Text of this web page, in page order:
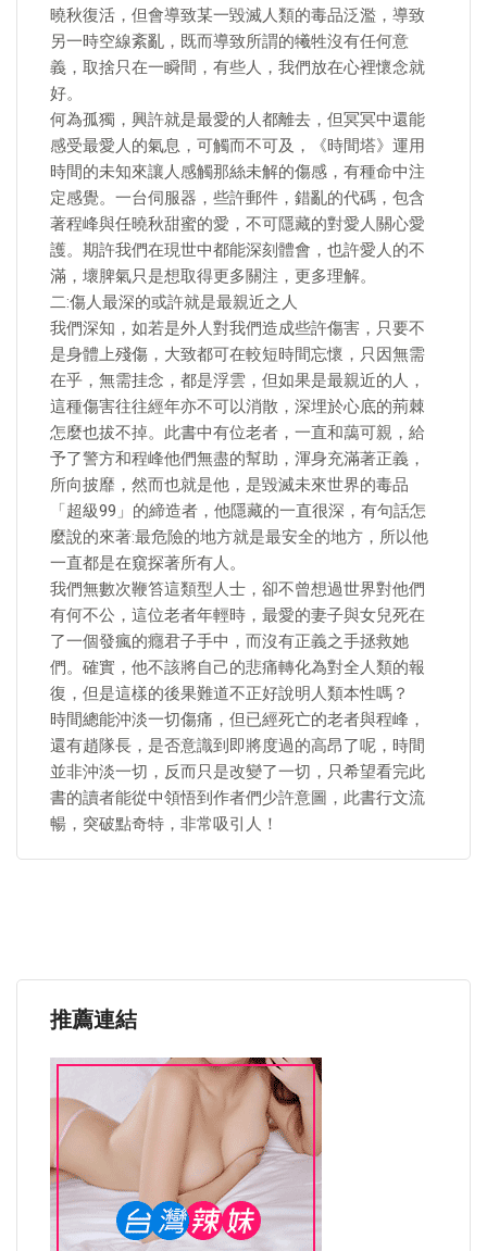
曉秋復活，但會導致某一毀滅人類的毒品泛濫，導致
另一時空線紊亂，既而導致所謂的犧牲沒有任何意
義，取捨只在一瞬間，有些人，我們放在心裡懷念就
好。
何為孤獨，興許就是最愛的人都離去，但冥冥中還能
感受最愛人的氣息，可觸而不可及，《時間塔》運用
時間的未知來讓人感觸那絲未解的傷感，有種命中注
定感覺。一台伺服器，些許郵件，錯亂的代碼，包含
著程峰與任曉秋甜蜜的愛，不可隱藏的對愛人關心愛
護。期許我們在現世中都能深刻體會，也許愛人的不
滿，壞脾氣只是想取得更多關注，更多理解。
二:傷人最深的或許就是最親近之人
我們深知，如若是外人對我們造成些許傷害，只要不
是身體上殘傷，大致都可在較短時間忘懷，只因無需
在乎，無需挂念，都是浮雲，但如果是最親近的人，
這種傷害往往經年亦不可以消散，深埋於心底的荊棘
怎麼也拔不掉。此書中有位老者，一直和藹可親，給
予了警方和程峰他們無盡的幫助，渾身充滿著正義，
所向披靡，然而也就是他，是毀滅未來世界的毒品
「超級99」的締造者，他隱藏的一直很深，有句話怎
麼說的來著:最危險的地方就是最安全的地方，所以他
一直都是在窺探著所有人。
我們無數次鞭笞這類型人士，卻不曾想過世界對他們
有何不公，這位老者年輕時，最愛的妻子與女兒死在
了一個發瘋的癮君子手中，而沒有正義之手拯救她
們。確實，他不該將自己的悲痛轉化為對全人類的報
復，但是這樣的後果難道不正好說明人類本性嗎？
時間總能沖淡一切傷痛，但已經死亡的老者與程峰，
還有趙隊長，是否意識到即將度過的高昂了呢，時間
並非沖淡一切，反而只是改變了一切，只希望看完此
書的讀者能從中領悟到作者們少許意圖，此書行文流
暢，突破點奇特，非常吸引人！
推薦連結